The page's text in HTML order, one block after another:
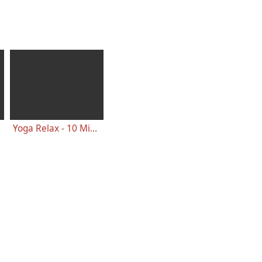
Yoga Relax - 10 Minutes Gentle Yoga Class